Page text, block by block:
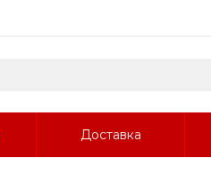
Доставка